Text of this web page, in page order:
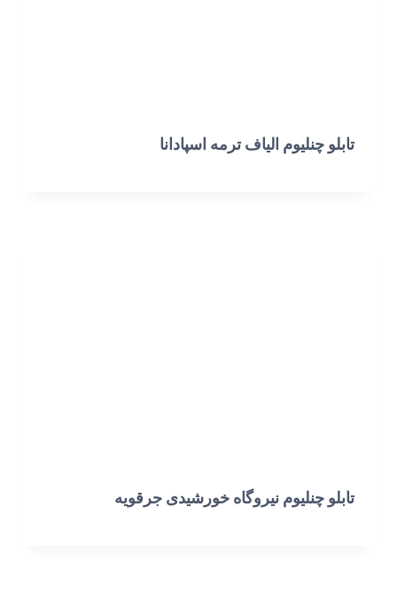
تابلو چنلیوم الیاف ترمه اسپادانا
تابلو چنلیوم نیروگاه خورشیدی جرقویه